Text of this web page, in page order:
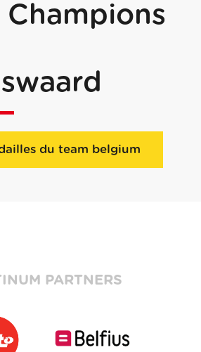
Champions
du team belgium
PARTNERS